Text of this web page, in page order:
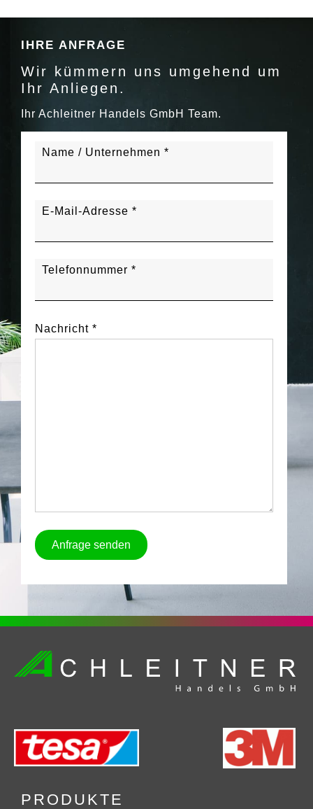
IHRE ANFRAGE
Wir kümmern uns umgehend um
Ihr Anliegen.
Ihr Achleitner Handels GmbH Team.
Name / Unternehmen *
E-Mail-Adresse *
Telefonnummer *
Nachricht *
PRODUKTE